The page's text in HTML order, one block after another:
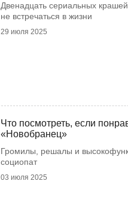
Двенадцать сериальных
не встречаться в жизни
29 июля 2025
Что посмотреть, если
«Новобранец»
Громилы, решалы и
социопат
03 июля 2025